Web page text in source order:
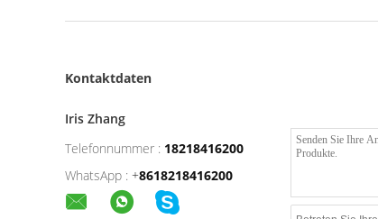
Kontaktdaten
Iris Zhang
Telefonnummer : 18218416200
WhatsApp : +8618218416200